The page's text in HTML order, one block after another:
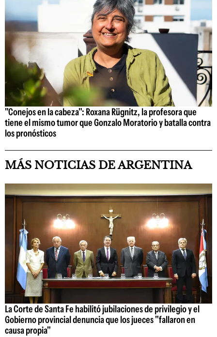
"Conejos en la cabeza": Roxana Rügnitz, la profesora que
tiene el mismo tumor que Gonzalo Moratorio y batalla contra
los pronósticos
MÁS NOTICIAS DE ARGENTINA
La Corte de Santa Fe habilitó jubilaciones de privilegio y el
Gobierno provincial denuncia que los jueces "fallaron en
causa propia"